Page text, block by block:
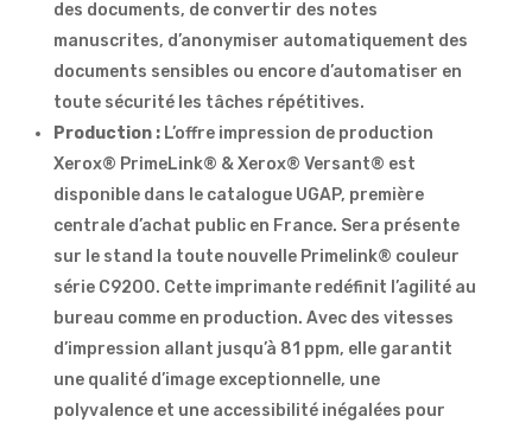
des documents, de convertir des notes
manuscrites, d’anonymiser automatiquement des
documents sensibles ou encore d’automatiser en
toute sécurité les tâches répétitives.
Production :L’offre impression de production
Xerox® PrimeLink® & Xerox® Versant® est
disponible dans le catalogue UGAP, première
centrale d’achat public en France. Sera présente
sur le stand la toute nouvelle Primelink® couleur
série C9200. Cette imprimante redéfinit l’agilité au
bureau comme en production. Avec des vitesses
d’impression allant jusqu’à 81 ppm, elle garantit
une qualité d’image exceptionnelle, une
polyvalence et une accessibilité inégalées pour